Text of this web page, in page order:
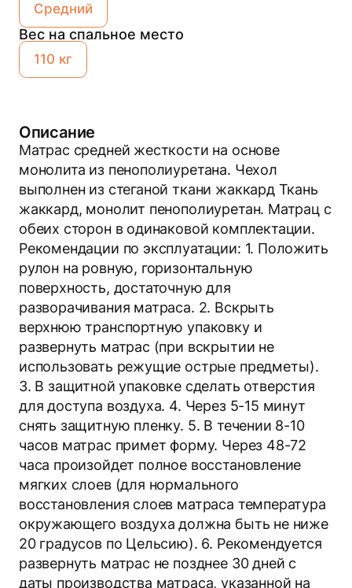
Средний
Вес на спальное место
110 кг
Описание
Матрас средней жесткости на основе
монолита из пенополиуретана. Чехол
выполнен из стеганой ткани жаккард Ткань
жаккард, монолит пенополиуретан. Матрац с
обеих сторон в одинаковой комплектации.
Рекомендации по эксплуатации: 1. Положить
рулон на ровную, горизонтальную
поверхность, достаточную для
разворачивания матраса. 2. Вскрыть
верхнюю транспортную упаковку и
развернуть матрас (при вскрытии не
использовать режущие острые предметы).
3. В защитной упаковке сделать отверстия
для доступа воздуха. 4. Через 5-15 минут
снять защитную пленку. 5. В течении 8-10
часов матрас примет форму. Через 48-72
часа произойдет полное восстановление
мягких слоев (для нормального
восстановления слоев матраса температура
окружающего воздуха должна быть не ниже
20 градусов по Цельсию). 6. Рекомендуется
развернуть матрас не позднее 30 дней с
даты производства матраса, указанной на